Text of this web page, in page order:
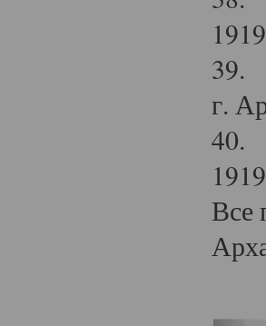
39.
г.
40.
Все